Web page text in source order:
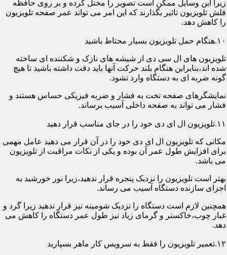
زیرا این وسایل ممکن است تصویر را مختل کرده و بر روی حافظه
فلش تلویزیون تاثیر بگذارند که این امر می تواند عمر صفحه تلویزیون
را کاهش دهد.
۱۰.هنگام حمل تلویزیون بسیار محتاط باشید
تلویزیون های ال سی دی از شیشه های نازک و شکننده ای ساخته
شده اند،بنابراین هنگام بلند حرکت آنها باید دقت داشته باشید تا هیچ
گونه ضربه ای به دستگاه وارد نشود.
نمایشگرهای صفحه تخت به فشار و ضربه فیزیکی حساس هستند و
فشار می تواند به صفحه داخلی آسیب برساند.
۱۱.تلویزیون ال ای دی خود را در جای مناسب قرار دهید
مکانی که تلویزیون ال ای دی خود را در آن قرار می دهید عامل مهمی
برای افزایش طول عمر آن بوده و یکی از نکات مراقبت از تلویزیون
می باشد.
بهتر است تلویزیون را نزدیک پنجره قرار ندهید،زیرا نور خورشید به
اجزای سازنده دستگاه آسیب می رساند.
همچنین لازم است دستگاه را نزدیک شومینه نیز قرار ندهید زیرا گرد و
غبار چوب،خاکستر و گرمای زیاد نیز طول عمر دستگاه را کاهش می
دهد.
۱۲.تعمیر تلویزیون را فقط به سرویس کار ماهر بسپارید